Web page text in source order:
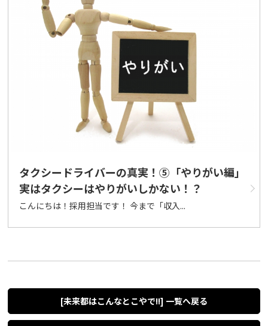
タクシードライバーの真実！⑤「やりがい編」
実はタクシーはやりがいしかない！？
こんにちは！採用担当です！ 今まで「収入...
[未来都はこんなとこやで!!] 一覧へ戻る